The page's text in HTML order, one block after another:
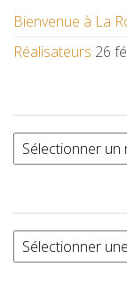
Bienvenue à La
Réalisateurs 26
Archives
Catégories